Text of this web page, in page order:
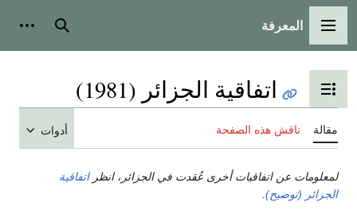
القائمة الرئيسية
المعرفة بحث
تبديل عرض جدول المحتويات
اتفاقية الجزائر (1981)
مقالة ناقش هذه الصفحة أدوات
لمعلومات عن اتفاقيات أخرى عُقدت في الجزائر، انظراتفاقية
الجزائر (توضيح)